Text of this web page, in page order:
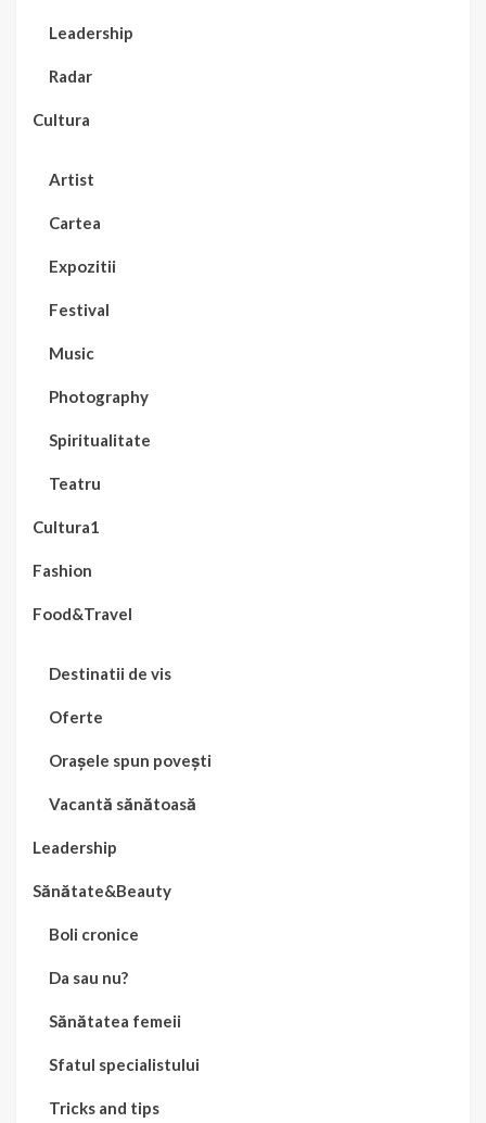
Leadership
Radar
Cultura
Artist
Cartea
Expozitii
Festival
Music
Photography
Spiritualitate
Teatru
Cultura1
Fashion
Food&Travel
Destinatii de vis
Oferte
Orașele spun povești
Vacantă sănătoasă
Leadership
Sănătate&Beauty
Boli cronice
Da sau nu?
Sănătatea femeii
Sfatul specialistului
Tricks and tips